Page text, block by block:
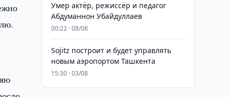
Умер актёр, режиссёр и педагог
Абдуманнон Убайдуллаев
00:22 · 08/08
Sojitz построит и будет управлять
новым аэропортом Ташкента
15:30 · 03/08